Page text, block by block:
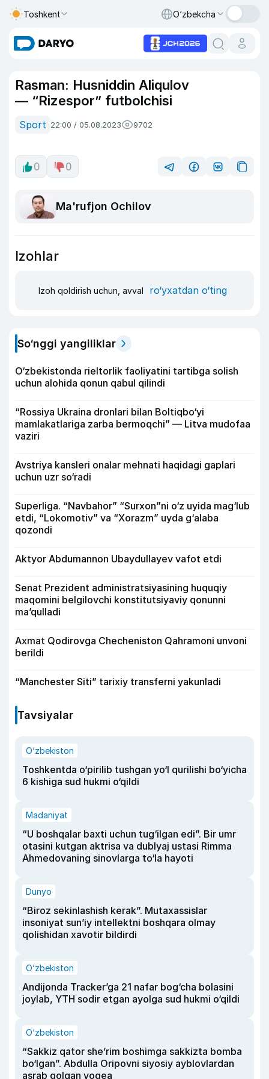
Toshkent O‘zbekcha
Rasman: Husniddin Aliqulov
— “Rizespor” futbolchisi
Sport 22:00 / 05.08.2023 9702
0 0
Ma'rufjon Ochilov
Izohlar
Izoh qoldirish uchun, avval ro‘yxatdan o‘ting
So‘nggi yangiliklar
O‘zbekistonda rieltorlik faoliyatini tartibga solish
uchun alohida qonun qabul qilindi
“Rossiya Ukraina dronlari bilan Boltiqbo‘yi
mamlakatlariga zarba bermoqchi” — Litva mudofaa
vaziri
Avstriya kansleri onalar mehnati haqidagi gaplari
uchun uzr so‘radi
Superliga. “Navbahor” “Surxon”ni o‘z uyida mag‘lub
etdi, “Lokomotiv” va “Xorazm” uyda g‘alaba
qozondi
Aktyor Abdu­mannon Ubaydullayev vafot etdi
Senat Prezident administratsiyasining huquqiy
maqomini belgilovchi konstitutsiyaviy qonunni
ma’qulladi
Axmat Qodirovga Checheniston Qahramoni unvoni
berildi
“Manchester Siti” tarixiy transferni yakunladi
Tavsiyalar
O‘zbekiston
Toshkentda o‘pirilib tushgan yo‘l qurilishi bo‘yicha
6 kishiga sud hukmi o‘qildi
Madaniyat
“U boshqalar baxti uchun tug‘ilgan edi”. Bir umr
otasini kutgan aktrisa va dublyaj ustasi Rimma
Ahmedovaning sinovlarga to‘la hayoti
Dunyo
“Biroz sekinlashish kerak”. Mutaxassislar
insoniyat sun’iy intellektni boshqara olmay
qolishidan xavotir bildirdi
O‘zbekiston
Andijonda Tracker’ga 21 nafar bog‘cha bolasini
joylab, YTH sodir etgan ayolga sud hukmi o‘qildi
O‘zbekiston
“Sakkiz qator she’rim boshimga sakkizta bomba
bo‘lgan”. Abdulla Oripovni siyosiy ayblovlardan
asrab qolgan voqea